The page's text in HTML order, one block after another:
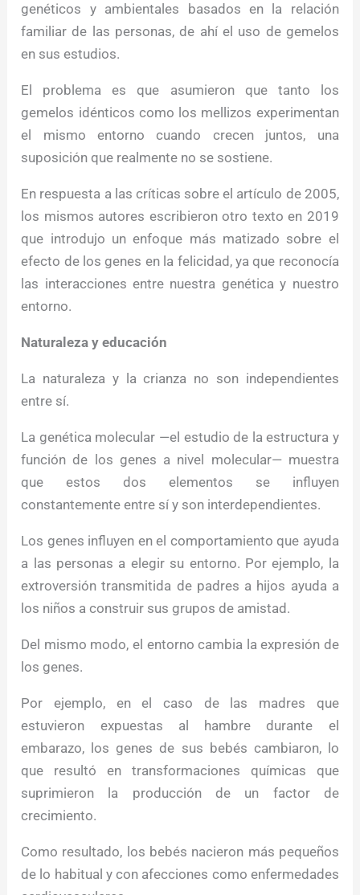
genéticos y ambientales basados ​​en la relación
familiar de las personas, de ahí el uso de gemelos
en sus estudios.
El problema es que asumieron que tanto los
gemelos idénticos como los mellizos experimentan
el mismo entorno cuando crecen juntos, una
suposición que realmente no se sostiene.
En respuesta a las críticas sobre el artículo de 2005,
los mismos autores escribieron otro texto en 2019
que introdujo un enfoque más matizado sobre el
efecto de los genes en la felicidad, ya que reconocía
las interacciones entre nuestra genética y nuestro
entorno.
Naturaleza y educación
La naturaleza y la crianza no son independientes
entre sí.
La genética molecular —el estudio de la estructura y
función de los genes a nivel molecular— muestra
que estos dos elementos se influyen
constantemente entre sí y son interdependientes.
Los genes influyen en el comportamiento que ayuda
a las personas a elegir su entorno. Por ejemplo, la
extroversión transmitida de padres a hijos ayuda a
los niños a construir sus grupos de amistad.
Del mismo modo, el entorno cambia la expresión de
los genes.
Por ejemplo, en el caso de las madres que
estuvieron expuestas al hambre durante el
embarazo, los genes de sus bebés cambiaron, lo
que resultó en transformaciones químicas que
suprimieron la producción de un factor de
crecimiento.
Como resultado, los bebés nacieron más pequeños
de lo habitual y con afecciones como enfermedades